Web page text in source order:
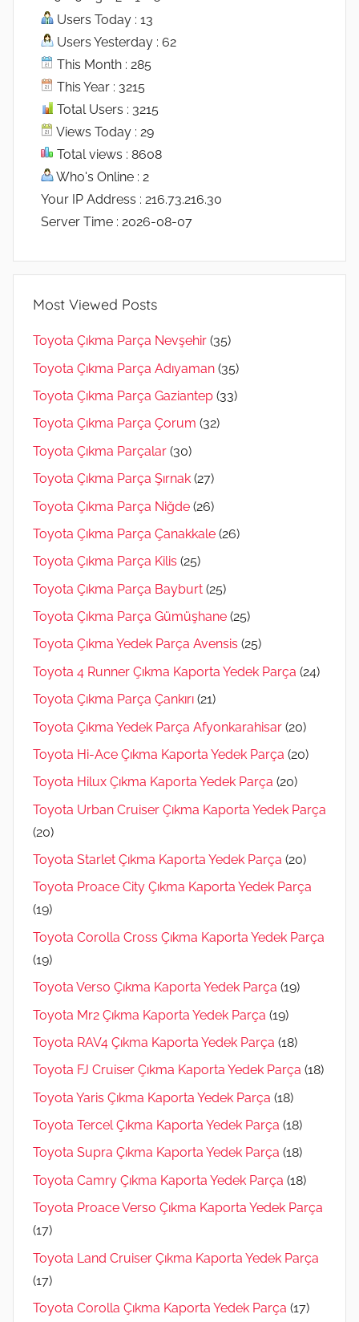
Users Today : 13
Users Yesterday : 62
This Month : 285
This Year : 3215
Total Users : 3215
Views Today : 29
Total views : 8608
Who's Online : 2
Your IP Address : 216.73.216.30
Server Time : 2026-08-07
Most Viewed Posts
Toyota Çıkma Parça Nevşehir (35)
Toyota Çıkma Parça Adıyaman (35)
Toyota Çıkma Parça Gaziantep (33)
Toyota Çıkma Parça Çorum (32)
Toyota Çıkma Parçalar (30)
Toyota Çıkma Parça Şırnak (27)
Toyota Çıkma Parça Niğde (26)
Toyota Çıkma Parça Çanakkale (26)
Toyota Çıkma Parça Kilis (25)
Toyota Çıkma Parça Bayburt (25)
Toyota Çıkma Parça Gümüşhane (25)
Toyota Çıkma Yedek Parça Avensis (25)
Toyota 4 Runner Çıkma Kaporta Yedek Parça (24)
Toyota Çıkma Parça Çankırı (21)
Toyota Çıkma Yedek Parça Afyonkarahisar (20)
Toyota Hi-Ace Çıkma Kaporta Yedek Parça (20)
Toyota Hilux Çıkma Kaporta Yedek Parça (20)
Toyota Urban Cruiser Çıkma Kaporta Yedek Parça
(20)
Toyota Starlet Çıkma Kaporta Yedek Parça (20)
Toyota Proace City Çıkma Kaporta Yedek Parça
(19)
Toyota Corolla Cross Çıkma Kaporta Yedek Parça
(19)
Toyota Verso Çıkma Kaporta Yedek Parça (19)
Toyota Mr2 Çıkma Kaporta Yedek Parça (19)
Toyota RAV4 Çıkma Kaporta Yedek Parça (18)
Toyota FJ Cruiser Çıkma Kaporta Yedek Parça (18)
Toyota Yaris Çıkma Kaporta Yedek Parça (18)
Toyota Tercel Çıkma Kaporta Yedek Parça (18)
Toyota Supra Çıkma Kaporta Yedek Parça (18)
Toyota Camry Çıkma Kaporta Yedek Parça (18)
Toyota Proace Verso Çıkma Kaporta Yedek Parça
(17)
Toyota Land Cruiser Çıkma Kaporta Yedek Parça
(17)
Toyota Corolla Çıkma Kaporta Yedek Parça (17)